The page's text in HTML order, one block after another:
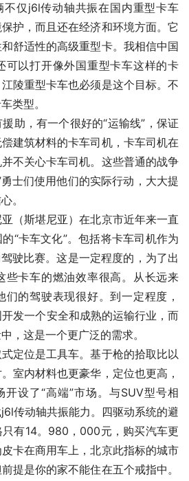
不仅j6l传动轴共振在国内重型卡车
护，而且还在经济和环境方面。它
舒适性的高级重型卡。我相信中国
可以打开像外国重型卡车这样的卡
陵重型卡车也必须是这个目标。不
类型。
助，有一个很好的“运输线”，保证
建筑材料的卡车司机，卡车司机在
不关心卡车司机。这些普通的战争
士们使用他们的实际行动，大大提
。
（斯堪尼亚）在北京市近年来一直
“卡车文化”。包括将卡车司机作为
驶比赛。这是一定程度的，为了出
些卡车的燃油效率很高。从长远来
的驾驶表现很好。到一定程度，
发一个安全和成熟的运输行业，而
，这是一个更广泛的需求。
定位是工具车。基于枪的拾取比以
室内材料也更豪华，定位也更高，
开设了“高端”市场。与SUV型号相
传动轴共振能力。四驱动系统的避
有14。980，000元，购买汽车更
卡在商用车上，北京此指标的城市
提是你的家不能住在五个戒指中。